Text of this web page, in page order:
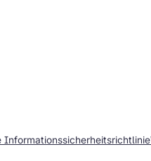
Informationssicherheitsrichtlinie